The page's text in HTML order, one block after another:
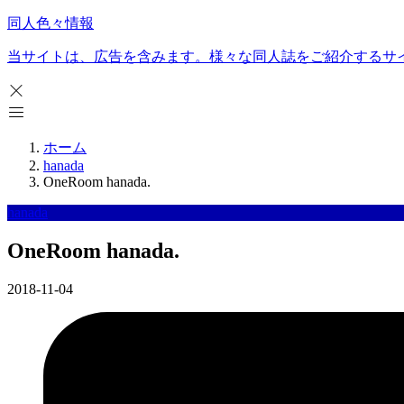
同人色々情報
当サイトは、広告を含みます。様々な同人誌をご紹介するサ
ホーム
hanada
OneRoom hanada.
hanada
OneRoom hanada.
2018-11-04